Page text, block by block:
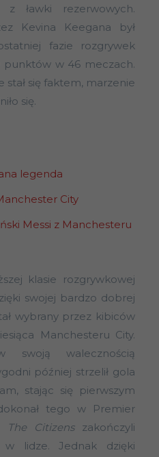
z ławki rezerwowych.
Kevina Keegana był
fazie rozgrywek
punktów w 46 meczach.
się faktem, marzenie
się.
legenda
City
Messi z Manchesteru
klasie rozgrywkowej
swojej bardzo dobrej
wybrany przez kibiców
Manchesteru City.
swoją walecznością
później strzelił gola
stając się pierwszym
tego w Premier
The Citizens zakończyli
w lidze. Jednak dzięki